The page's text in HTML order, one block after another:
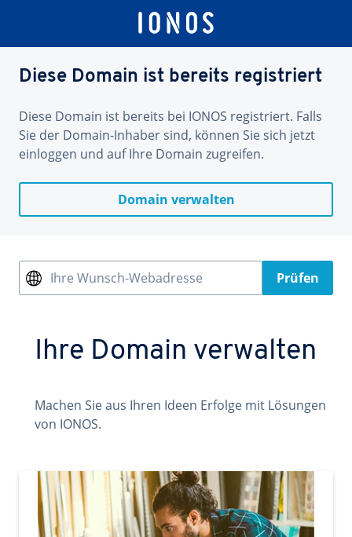
Diese Domain ist bereits registriert
Diese Domain ist bereits bei IONOS registriert. Falls
Sie der Domain-Inhaber sind, können Sie sich jetzt
einloggen und auf Ihre Domain zugreifen.
Domain verwalten
Ihre Wunsch-Webadresse Prüfen
Ihre Domain verwalten
Machen Sie aus Ihren Ideen Erfolge mit Lösungen
von IONOS.